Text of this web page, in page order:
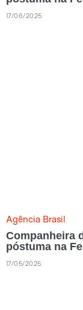
17/06/2025
Agência Brasil
Companheira
póstuma na
17/05/2025